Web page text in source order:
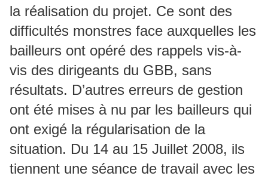
la réalisation du projet. Ce sont des
difficultés monstres face auxquelles les
bailleurs ont opéré des rappels vis-à-
vis des dirigeants du GBB, sans
résultats. D’autres erreurs de gestion
ont été mises à nu par les bailleurs qui
ont exigé la régularisation de la
situation. Du 14 au 15 Juillet 2008, ils
tiennent une séance de travail avec les